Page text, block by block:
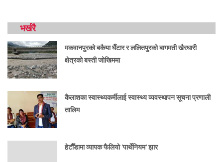
भर्खरै
मकवानपुरको बकैया घैँटार र ललितपुरको बागमती खैरघारी
क्षेत्रको बस्ती जोखिममा
कैलाशका स्वास्थ्यकर्मीलाई स्वास्थ्य व्यवस्थापन सूचना प्रणाली
तालिम
हेटौँडामा व्यापक फैलियो ‘पार्थेनियम’ झार